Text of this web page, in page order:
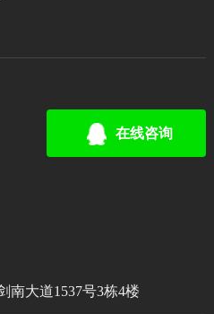
南大道1537号3栋4楼
在线咨询